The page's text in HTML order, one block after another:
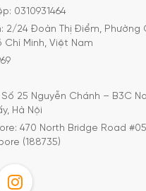
0310931464
2/24 Đoàn Thị Điểm, Phường
Chí Minh, Việt Nam
25 Nguyễn Chánh – B3C
Hà Nội
470 North Bridge Road
(188735)
IG